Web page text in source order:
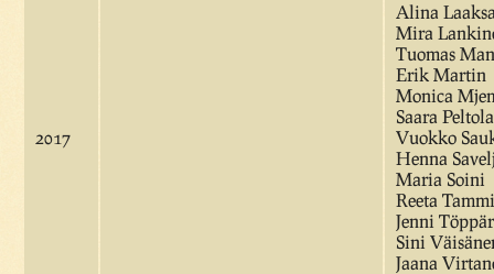
2017
Alina
Mira
Tuomas
Erik Martin
Monica
Saara Peltola
Vuokko
Henna
Maria Soini
Reeta Tammi
Jenni
Sini
Jaana